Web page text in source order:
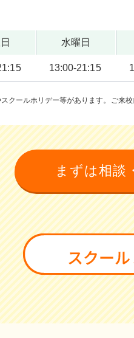
水曜日
13:00-21:15
クールホリデー等があります。ご来校
まずは相談